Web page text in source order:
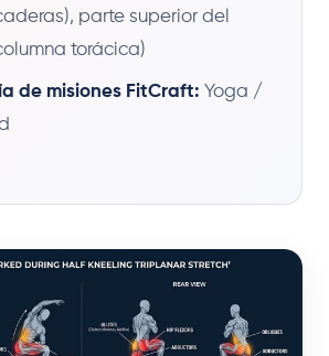
parte superior del
torácica)
de misiones FitCraft: Yoga /